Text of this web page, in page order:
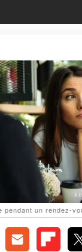
pendant un rendez-